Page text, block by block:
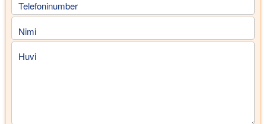
Telefoninumber
Nimi
Huvi